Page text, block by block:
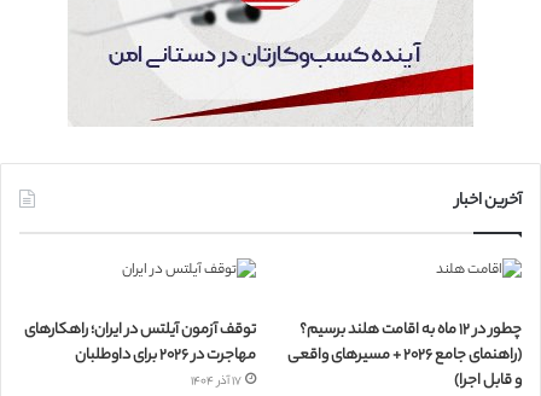
آخرین اخبار
چطور در ۱۲ ماه به اقامت هلند برسیم؟
(راهنمای جامع ۲۰۲۶ + مسیرهای واقعی
و قابل اجرا)
توقف آزمون آیلتس در ایران؛ راهکارهای
مهاجرت در ۲۰۲۶ برای داوطلبان
۱۷ آذر ۱۴۰۴